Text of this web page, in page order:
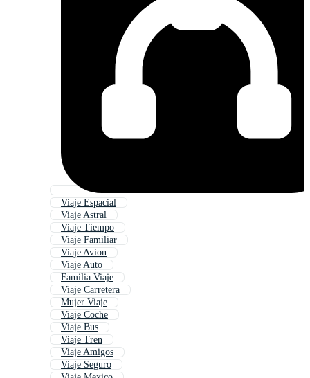
Viaje Espacial
Viaje Astral
Viaje Tiempo
Viaje Familiar
Viaje Avion
Viaje Auto
Familia Viaje
Viaje Carretera
Mujer Viaje
Viaje Coche
Viaje Bus
Viaje Tren
Viaje Amigos
Viaje Seguro